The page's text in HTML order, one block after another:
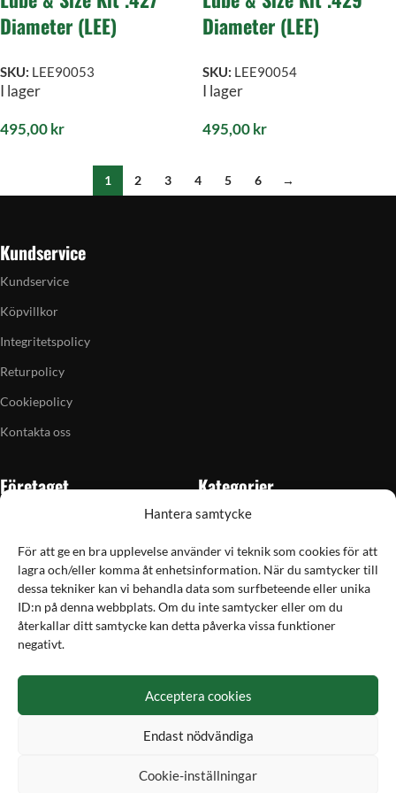
Hantera samtycke
För att ge en bra upplevelse använder vi teknik som cookies för att
lagra och/eller komma åt enhetsinformation. När du samtycker till
dessa tekniker kan vi behandla data som surfbeteende eller unika
ID:n på denna webbplats. Om du inte samtycker eller om du
återkallar ditt samtycke kan detta påverka vissa funktioner
negativt.
Acceptera cookies
Endast nödvändiga
Cookie-inställningar
Diameter (LEE)
SKU: LEE90053
I lager
495,00kr
Diameter (LEE)
SKU: LEE90054
I lager
495,00kr
1 2 3 4 5 6 →
Kundservice
Kundservice
Köpvillkor
Integritetspolicy
Returpolicy
Cookiepolicy
Kontakta oss
Företaget
Butiken i Vellinge
Artiklar
Grain till gram-kalkylator
Kampanjer
Kategorier
Skytte
Jakt & fiske
Handladdning
Optik
Utrustning